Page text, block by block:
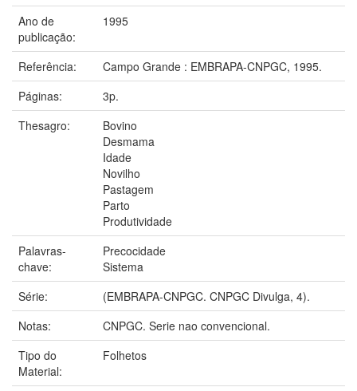
Ano de
publicação:
1995
Referência:
Campo Grande : EMBRAPA-CNPGC, 1995.
Páginas:
3p.
Thesagro:
Bovino
Desmama
Idade
Novilho
Pastagem
Parto
Produtividade
Palavras-
chave:
Precocidade
Sistema
Série:
(EMBRAPA-CNPGC. CNPGC Divulga, 4).
Notas:
CNPGC. Serie nao convencional.
Tipo do
Material:
Folhetos